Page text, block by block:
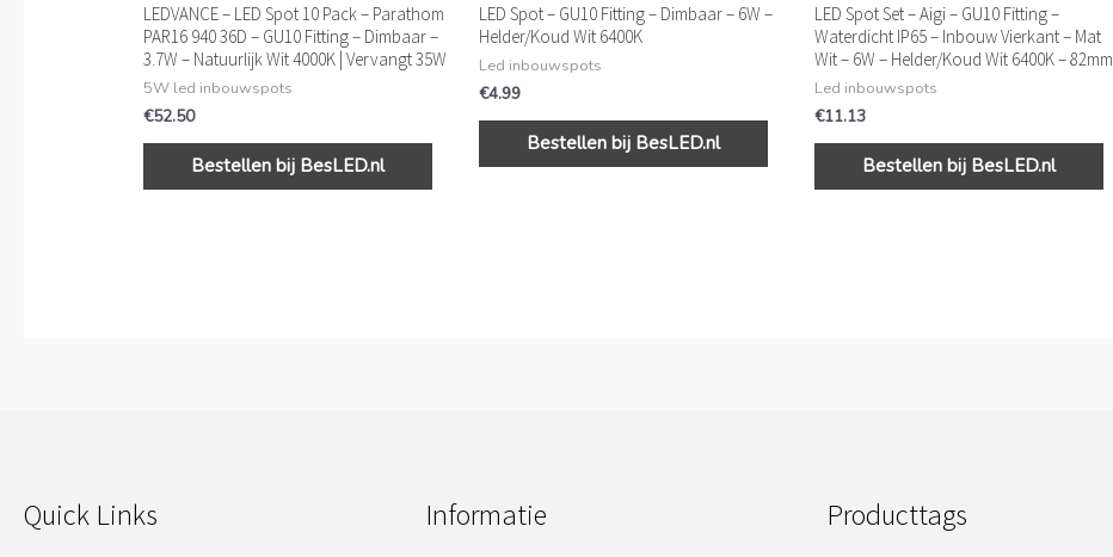
LEDVANCE – LED Spot 10 Pack – Parathom
PAR16 940 36D – GU10 Fitting – Dimbaar –
3.7W – Natuurlijk Wit 4000K | Vervangt 35W
5W led inbouwspots
€52.50
Bestellen bij BesLED.nl
LED Spot – GU10 Fitting – Dimbaar – 6W –
Helder/Koud Wit 6400K
Led inbouwspots
€4.99
Bestellen bij BesLED.nl
LED Spot Set – Aigi – GU10 Fitting –
Waterdicht IP65 – Inbouw Vierkant – Mat
Wit – 6W – Helder/Koud Wit 6400K – 82mm
Led inbouwspots
€11.13
Bestellen bij BesLED.nl
Quick Links Informatie Producttags